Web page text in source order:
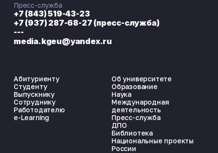
Абитуриенту
Студенту
Выпускнику
Сотруднику
Работодателю
e-Learning
Об университете
Образование
Наука
Международная
деятельность
Пресс-служба
ДПО
Библиотека
Национальные проекты
России
Пресс-служба
+7 (843) 519-43-23
+7 (937) 287-68-27 (пресс-служба)
---
media.kgeu@yandex.ru